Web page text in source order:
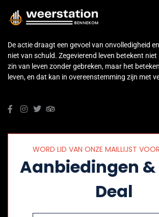
De actie draagt een gevoel van onvolledigheid
niet van schuld. Zegevierend leven betekent
zin van leven zonder gebreken, maar het
leven, en dat kan in overeenstemming zijn met
WORD LID VAN ONZE MAILLIJST
Aanbiedingen
Deal